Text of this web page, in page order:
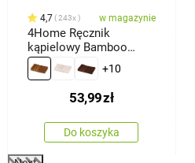
4,7 243x w magazynie
4Home Ręcznik
kąpielowy Bamboo
Premium brązowy, 70 x
140 cm
+10
53,99zł
Do koszyka